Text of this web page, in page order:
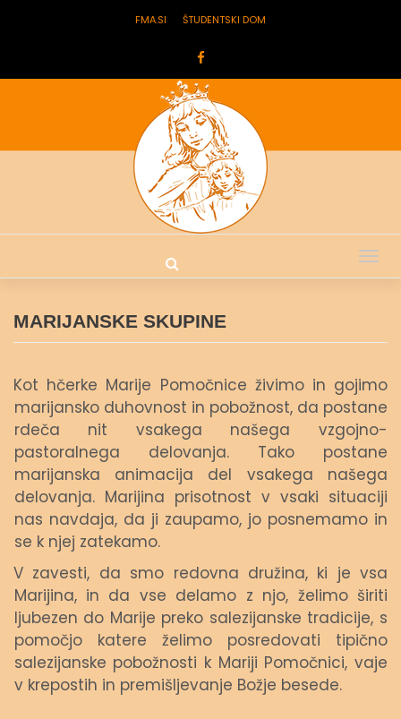
FMA.SI ŠTUDENTSKI DOM
MARIJANSKE SKUPINE
Kot hčerke Marije Pomočnice živimo in gojimo
marijansko duhovnost in pobožnost, da postane
rdeča nit vsakega našega vzgojno-
pastoralnega delovanja. Tako postane
marijanska animacija del vsakega našega
delovanja. Marijina prisotnost v vsaki situaciji
nas navdaja, da ji zaupamo, jo posnemamo in
se k njej zatekamo.
V zavesti, da smo redovna družina, ki je vsa
Marijina, in da vse delamo z njo, želimo širiti
ljubezen do Marije preko salezijanske tradicije, s
pomočjo katere želimo posredovati tipično
salezijanske pobožnosti k Mariji Pomočnici, vaje
v krepostih in premišljevanje Božje besede.